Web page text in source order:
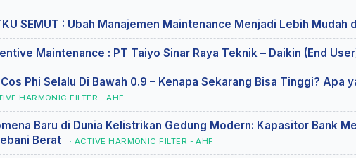
SEMUT : Ubah Manajemen Maintenance Menjadi Lebih Mudah
Maintenance : PT Taiyo Sinar Raya Teknik – Daikin (End
Phi Selalu Di Bawah 0.9 – Kenapa Sekarang Bisa Tinggi? Apa
HARMONIC FILTER - AHF
Baru di Dunia Kelistrikan Gedung Modern: Kapasitor Bank
Berat
· ACTIVE HARMONIC FILTER - AHF